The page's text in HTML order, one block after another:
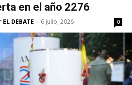
en el año 2276
DEBATE - 6 julio, 2026 0